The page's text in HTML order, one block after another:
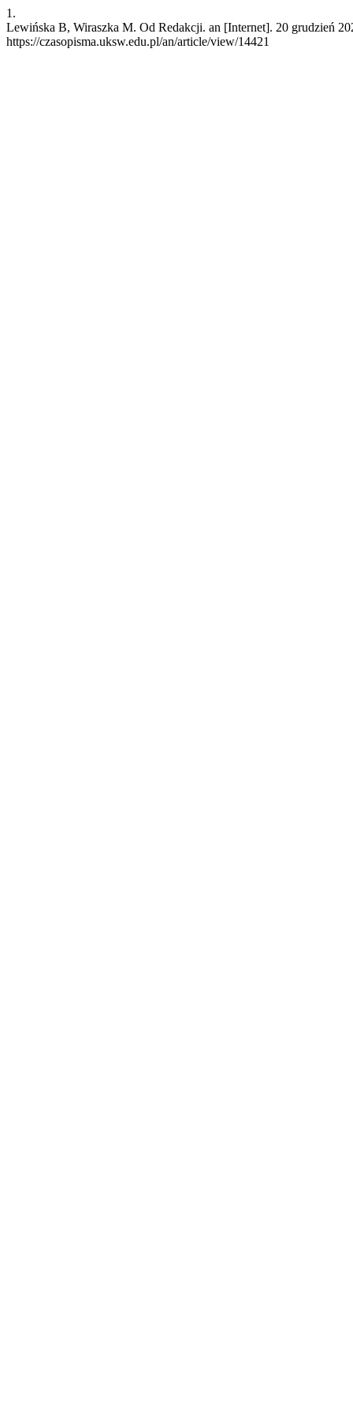
1.
Lewińska B, Wiraszka M. Od Redakcji. an [Internet]. 20 grudzień
https://czasopisma.uksw.edu.pl/an/article/view/14421